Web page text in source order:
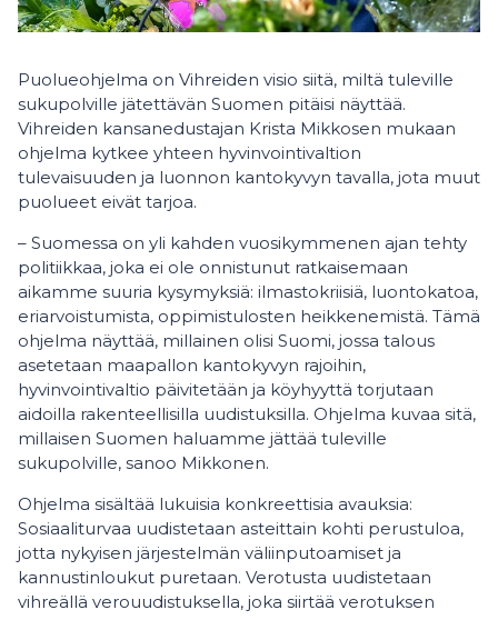
Puolueohjelma on Vihreiden visio siitä, miltä tuleville
sukupolville jätettävän Suomen pitäisi näyttää.
Vihreiden kansanedustajan Krista Mikkosen mukaan
ohjelma kytkee yhteen hyvinvointivaltion
tulevaisuuden ja luonnon kantokyvyn tavalla, jota muut
puolueet eivät tarjoa.
– Suomessa on yli kahden vuosikymmenen ajan tehty
politiikkaa, joka ei ole onnistunut ratkaisemaan
aikamme suuria kysymyksiä: ilmastokriisiä, luontokatoa,
eriarvoistumista, oppimistulosten heikkenemistä. Tämä
ohjelma näyttää, millainen olisi Suomi, jossa talous
asetetaan maapallon kantokyvyn rajoihin,
hyvinvointivaltio päivitetään ja köyhyyttä torjutaan
aidoilla rakenteellisilla uudistuksilla. Ohjelma kuvaa sitä,
millaisen Suomen haluamme jättää tuleville
sukupolville, sanoo Mikkonen.
Ohjelma sisältää lukuisia konkreettisia avauksia:
Sosiaaliturvaa uudistetaan asteittain kohti perustuloa,
jotta nykyisen järjestelmän väliinputoamiset ja
kannustinloukut puretaan. Verotusta uudistetaan
vihreällä verouudistuksella, joka siirtää verotuksen